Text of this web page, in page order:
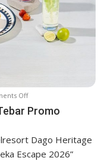
Offo
n
Promo
Dago Heritage
Escape 2026”